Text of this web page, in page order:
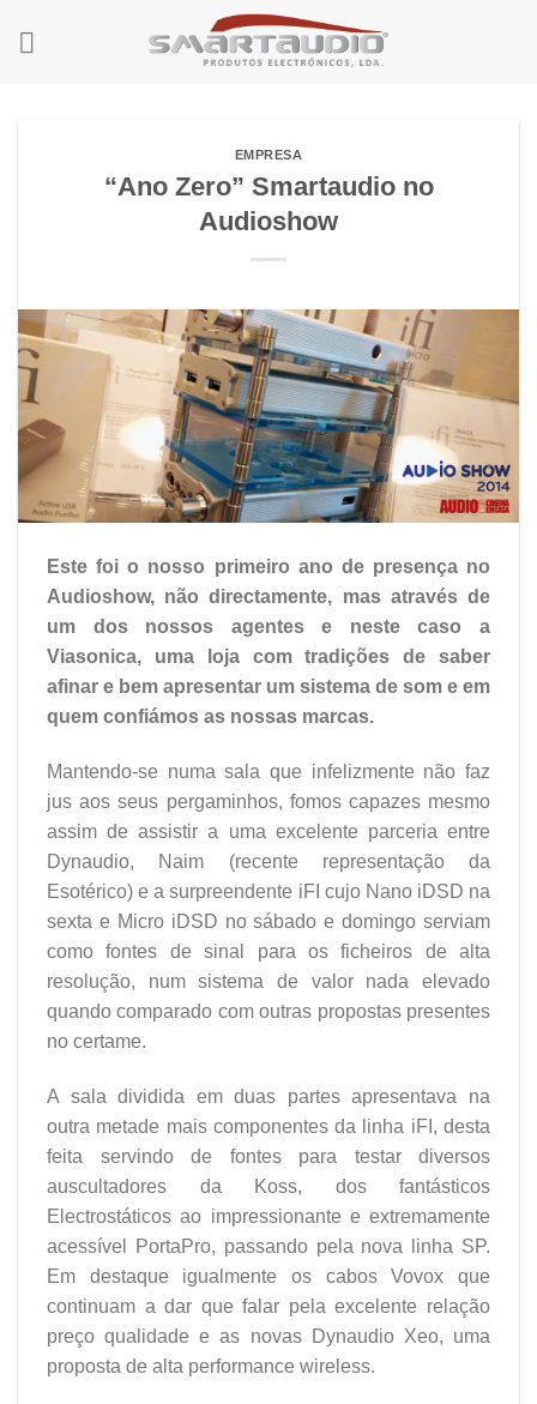
EMPRESA
“Ano Zero” Smartaudio no
Audioshow
Este foi o nosso primeiro ano de presença no
Audioshow, não directamente, mas através de
um dos nossos agentes e neste caso a
Viasonica, uma loja com tradições de saber
afinar e bem apresentar um sistema de som e em
quem confiámos as nossas marcas.
Mantendo-se numa sala que infelizmente não faz
jus aos seus pergaminhos, fomos capazes mesmo
assim de assistir a uma excelente parceria entre
Dynaudio, Naim (recente representação da
Esotérico) e a surpreendente iFI cujo Nano iDSD na
sexta e Micro iDSD no sábado e domingo serviam
como fontes de sinal para os ficheiros de alta
resolução, num sistema de valor nada elevado
quando comparado com outras propostas presentes
no certame.
A sala dividida em duas partes apresentava na
outra metade mais componentes da linha iFI, desta
feita servindo de fontes para testar diversos
auscultadores da Koss, dos fantásticos
Electrostáticos ao impressionante e extremamente
acessível PortaPro, passando pela nova linha SP.
Em destaque igualmente os cabos Vovox que
continuam a dar que falar pela excelente relação
preço qualidade e as novas Dynaudio Xeo, uma
proposta de alta performance wireless.